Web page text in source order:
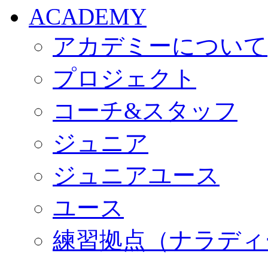
ACADEMY
アカデミーについて
プロジェクト
コーチ&スタッフ
ジュニア
ジュニアユース
ユース
練習拠点（ナラデ